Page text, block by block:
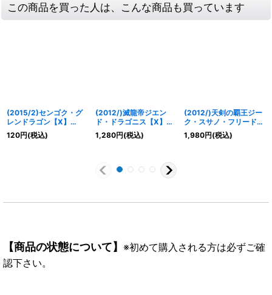
この商品を買った人は、こんな商品も買っています
(2015/2)センゴク・グ
レンドラゴン【X】
{SD29-X01}《赤》
120円(税込)
(2012/)滅龍帝ジエン
ド・ドラゴニス【X】
{BS20-X01}《赤》
1,280円(税込)
(2012/)天剣の覇王ジー
ク・スサノ・フリード
【X】{BS17-X01}
《赤》
1,980円(税込)
【商品の状態について】 ※初めて購入される方は必ずご確
認下さい。